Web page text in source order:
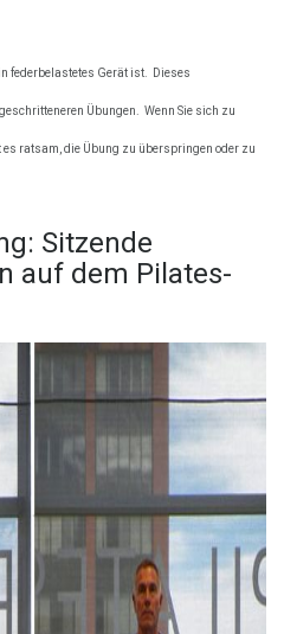
federbelastetes Gerät ist. Dieses
Übungen. Wenn Sie sich zu
ratsam, die Übung zu überspringen oder zu
Sitzende
auf dem Pilates-